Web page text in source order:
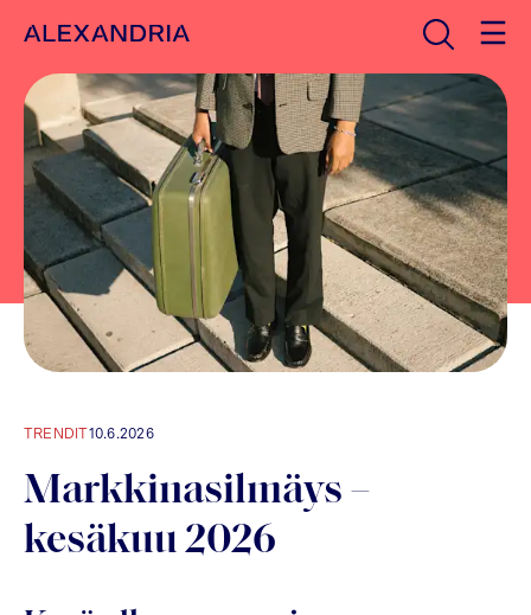
Etusivulle Avaa haku
TRENDIT10.6.2026
Markkinasilmäys –
kesäkuu 2026